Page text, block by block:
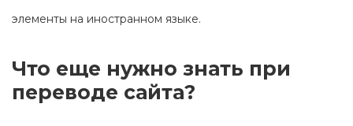
элементы на иностранном языке.
Что еще нужно знать при
переводе сайта?